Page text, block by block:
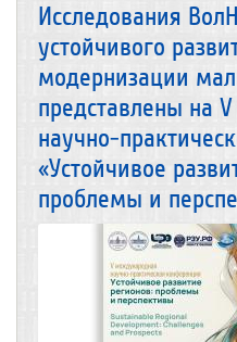
Исследования
устойчивого
модернизации
представлены на
научно-
«Устойчивое
проблемы и